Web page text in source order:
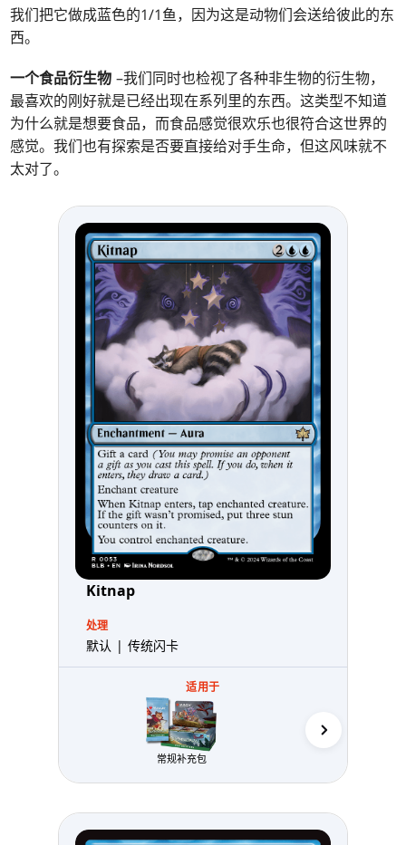
我们把它做成蓝色的1/1鱼，因为这是动物们会送给彼此的东
西。
一个食品衍生物 –我们同时也检视了各种非生物的衍生物，
最喜欢的刚好就是已经出现在系列里的东西。这类型不知道
为什么就是想要食品，而食品感觉很欢乐也很符合这世界的
感觉。我们也有探索是否要直接给对手生命，但这风味就不
太对了。
Kitnap
处理
默认 | 传统闪卡
适用于
常规补充包